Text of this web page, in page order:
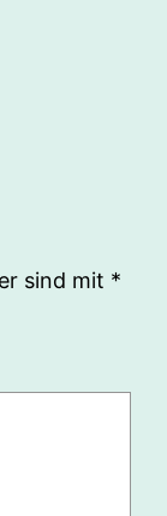
sind mit *